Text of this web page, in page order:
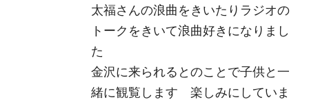
太福さんの浪曲をきいたりラジオの
トークをきいて浪曲好きになりまし
た
金沢に来られるとのことで子供と一
緒に観覧します 楽しみにしていま